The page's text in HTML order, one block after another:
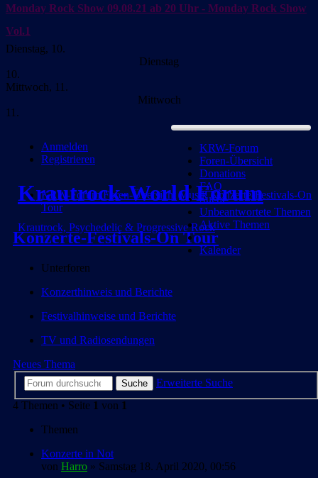
Monday Rock Show 09.08.21 ab 20 Uhr - Monday Rock Show
Vol.1
Dienstag, 10.
Dienstag
10.
Mittwoch, 11.
Mittwoch
11.
KRW-Forum
Foren-Übersicht
Donations
FAQ
Suche
Unbeantwortete Themen
Aktive Themen
Kalender
Anmelden
Registrieren
Krautrock-World Forum
Krautrock, Psychedelic & Progressive Rock
KRW-Forum Foren-Übersicht Musik Konzerte-Festivals-On
Tour
Konzerte-Festivals-On Tour
Unterforen
Konzerthinweis und Berichte
Festivalhinweise und Berichte
TV und Radiosendungen
Neues Thema
Suche
Erweiterte Suche
4 Themen • Seite 1 von 1
Themen
Konzerte in Not
von Harro » Samstag 18. April 2020, 00:56